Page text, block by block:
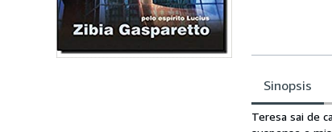
Sinopsis
Sinopsis
Teresa sai de